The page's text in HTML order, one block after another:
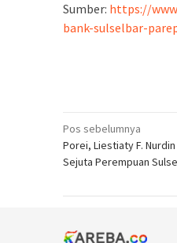
Sumber: https://
bank-sulselbar-
Navigasi
pos
Pos sebelumnya
Porei, Liestiaty F.
Sejuta Perempuan